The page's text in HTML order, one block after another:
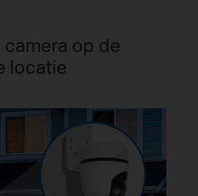
op de
locatie